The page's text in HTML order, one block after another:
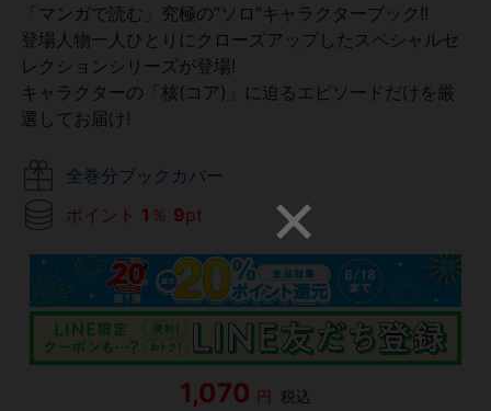
「マンガで読む」究極の“ソロ”キャラクターブック!!
登場人物一人ひとりにクローズアップしたスペシャルセ
レクションシリーズが登場!
キャラクターの「核(コア)」に迫るエピソードだけを厳
選してお届け!
全巻分ブックカバー
ポイント 1 ％ 9pt
1,070 円 税込